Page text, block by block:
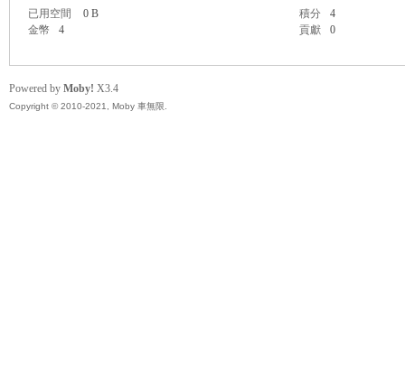
已用空間
0 B 積分
4
金幣
4 貢獻 0
Powered by Moby! X3.4
Copyright © 2010-2021, Moby 車無限.